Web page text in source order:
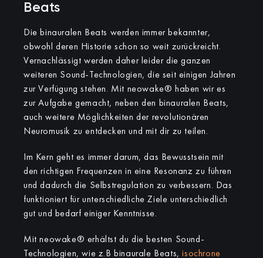
Beats
Die binauralen Beats werden immer bekannter,
obwohl deren Historie schon so weit zurückreicht.
Vernachlässigt werden daher leider die ganzen
weiteren Sound-Technologien, die seit einigen Jahren
zur Verfügung stehen. Mit neowake® haben wir es
zur Aufgabe gemacht, neben den binauralen Beats,
auch weitere Möglichkeiten der revolutionären
Neuromusik zu entdecken und mit dir zu teilen.
Im Kern geht es immer darum, das Bewusstsein mit
den richtigen Frequenzen in eine Resonanz zu führen
und dadurch die Selbstregulation zu verbessern. Das
funktioniert für unterschiedliche Ziele unterschiedlich
gut und bedarf einiger Kenntnisse.
Mit neowake® erhältst du die besten Sound-
Technologien, wie z.B binaurale Beats,isochrone